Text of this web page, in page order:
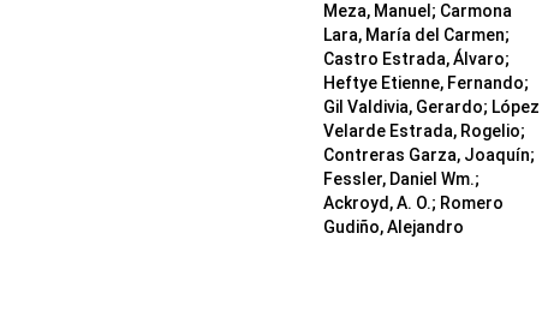
Meza, Manuel; Carmona
Lara, María del Carmen;
Castro Estrada, Álvaro;
Heftye Etienne, Fernando;
Gil Valdivia, Gerardo; López
Velarde Estrada, Rogelio;
Contreras Garza, Joaquín;
Fessler, Daniel Wm.;
Ackroyd, A. O.; Romero
Gudiño, Alejandro